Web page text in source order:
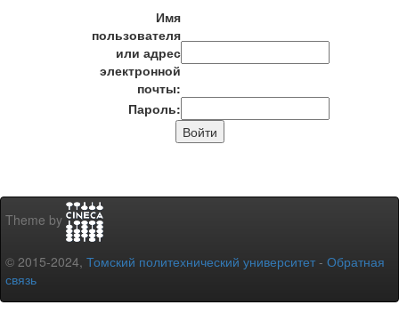
Имя
пользователя
или адрес
электронной
почты:
Пароль:
Theme by
© 2015-2024, Томский политехнический университет - Обратная
связь